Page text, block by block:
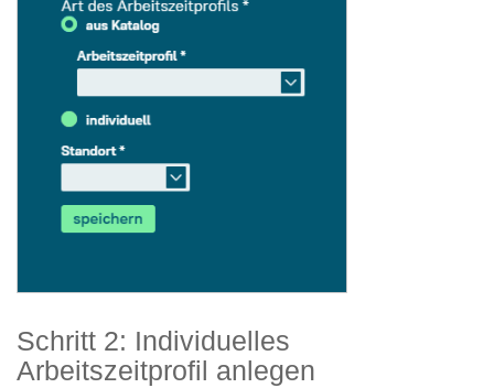
Schritt 2: Individuelles
Arbeitszeitprofil anlegen